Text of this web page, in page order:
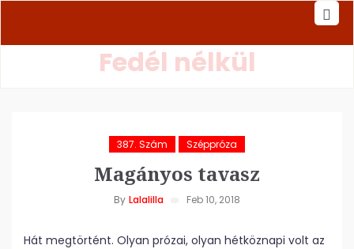
Fedél nélkül
387. Szám Széppróza
Magányos tavasz
By Lalalilla Feb 10, 2018
Hát megtörtént. Olyan prózai, olyan hétköznapi volt az